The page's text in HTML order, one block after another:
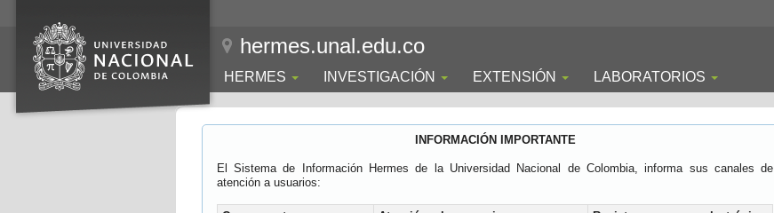
hermes.unal.edu.co
HERMES INVESTIGACIÓN EXTENSIÓN LABORATORIOS
INFORMACIÓN IMPORTANTE
El Sistema de Información Hermes de la Universidad Nacional de Colombia, informa sus canales de
atención a usuarios: